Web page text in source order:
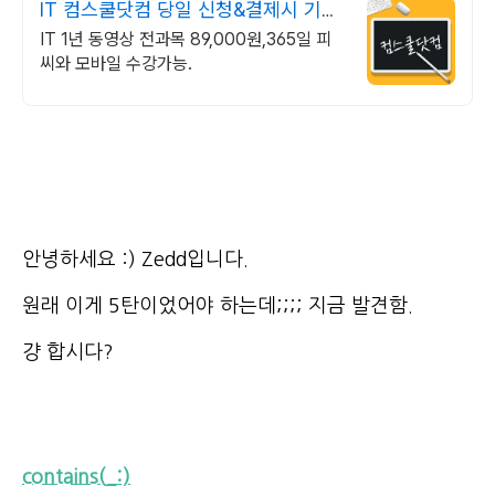
IT 컴스쿨닷컴 당일 신청&결제시 기프
티콘!
IT 1년 동영상 전과목 89,000원,365일 피
씨와 모바일 수강가능.
안녕하세요 :) Zedd입니다.
원래 이게 5탄이었어야 하는데;;;; 지금 발견함.
걍 합시다?
contains(_:)